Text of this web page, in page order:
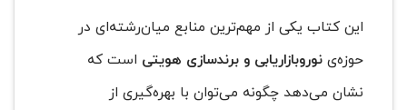
این کتاب یکی از مهم‌ترین منابع میان‌رشته‌ای در
حوزه‌ینوروبازاریابی و برندسازی هویتی است که
نشان می‌دهد چگونه می‌توان با بهره‌گیری از